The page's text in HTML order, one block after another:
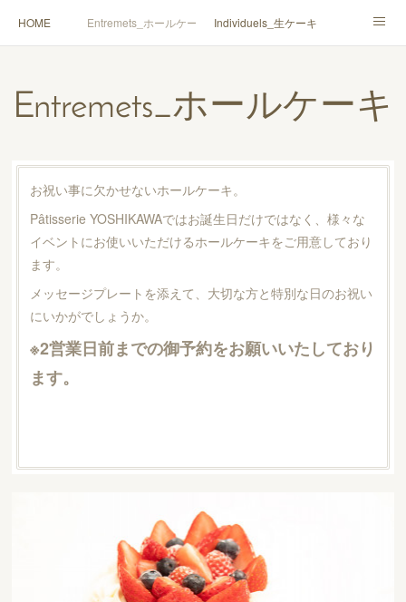
HOME Entremets_ホールケーキ Individuels_生ケーキ
Macarons_マカロン Boutique_店鋪
Entremets_ホールケーキ
お祝い事に欠かせないホールケーキ。
Pâtisserie YOSHIKAWAではお誕生日だけではなく、様々な
イベントにお使いいただけるホールケーキをご用意しており
ます。
メッセージプレートを添えて、大切な方と特別な日のお祝い
にいかがでしょうか。
※2営業日前までの御予約をお願いいたしており
ます。